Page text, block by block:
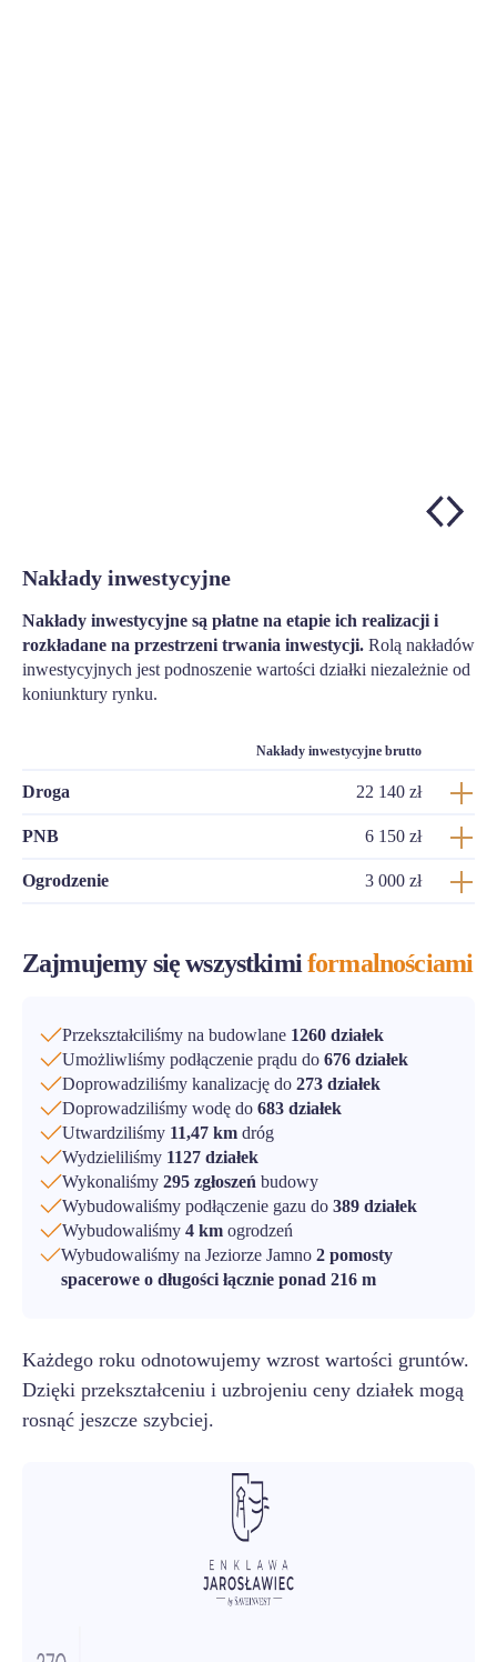
Nakłady inwestycyjne
Nakłady inwestycyjne są płatne na etapie ich realizacji i
rozkładane na przestrzeni trwania inwestycji. Rolą nakładów
inwestycyjnych jest podnoszenie wartości działki niezależnie od
koniunktury rynku.
Nakłady inwestycyjne brutto
Droga 22 140 zł
PNB 6 150 zł
Ogrodzenie 3 000 zł
Zajmujemy się wszystkimiformalnościami
Przekształciliśmy na budowlane 1260 działek
Umożliwliśmy podłączenie prądu do 676 działek
Doprowadziliśmy kanalizację do 273 działek
Doprowadziliśmy wodę do 683 działek
Utwardziliśmy 11,47 km dróg
Wydzieliliśmy 1127 działek
Wykonaliśmy 295 zgłoszeń budowy
Wybudowaliśmy podłączenie gazu do 389 działek
Wybudowaliśmy 4 km ogrodzeń
Wybudowaliśmy na Jeziorze Jamno 2 pomosty
spacerowe o długości łącznie ponad 216 m
Każdego roku odnotowujemy wzrost wartości gruntów.
Dzięki przekształceniu i uzbrojeniu ceny działek mogą
rosnąć jeszcze szybciej.